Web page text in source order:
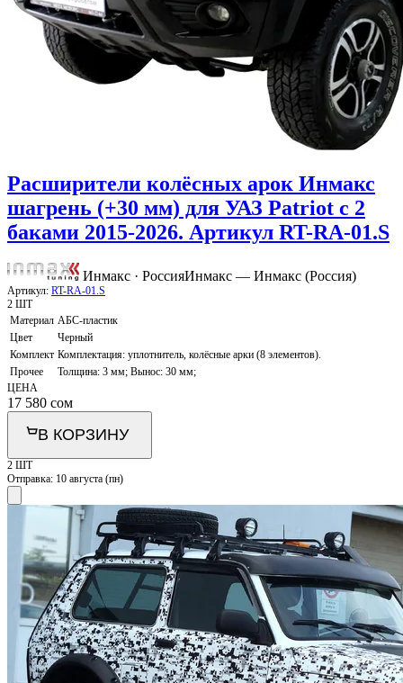
Расширители колёсных арок Инмакс
шагрень (+30 мм) для УАЗ Patriot с 2
баками 2015-2026. Артикул RT-RA-01.S
Инмакс · РоссияИнмакс — Инмакc (Россия)
Артикул: RT-RA-01.S
2 ШТ
Материал АБС-пластик
Цвет
Черный
Комплект Комплектация: уплотнитель, колёсные арки (8 элементов).
Прочее
Толщина: 3 мм; Вынос: 30 мм;
ЦЕНА
17 580 сом
В КОРЗИНУ
2 ШТ
Отправка: 10 августа (пн)